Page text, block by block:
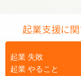
起業支援に関
起業 失敗
起業 やること